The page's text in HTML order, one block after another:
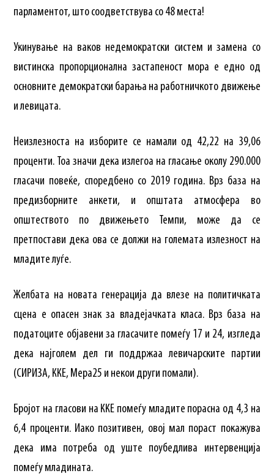
парламентот, што соодветствува со 48 места!
Укинување на ваков недемократски систем и замена со
вистинска пропорционална застапеност мора е едно од
основните демократски барања на работничкото движење
и левицата.
Неизлезноста на изборите се намали од 42,22 на 39,06
проценти. Тоа значи дека излегоа на гласање околу 290.000
гласачи повеќе, споредбено со 2019 година. Врз база на
предизборните анкети, и општата атмосфера во
општеството по движењето Темпи, може да се
претпостави дека ова се должи на големата излезност на
младите луѓе.
Желбата на новата генерација да влезе на политичката
сцена е опасен знак за владејачката класа. Врз база на
податоците објавени за гласачите помеѓу 17 и 24, изгледа
дека најголем дел ги поддржаа левичарските партии
(СИРИЗА, ККЕ, Мера25 и некои други помали).
Бројот на гласови на ККЕ помеѓу младите порасна од 4,3 на
6,4 проценти. Иако позитивен, овој мал пораст покажува
дека има потреба од уште поубедлива интервенција
помеѓу младината.